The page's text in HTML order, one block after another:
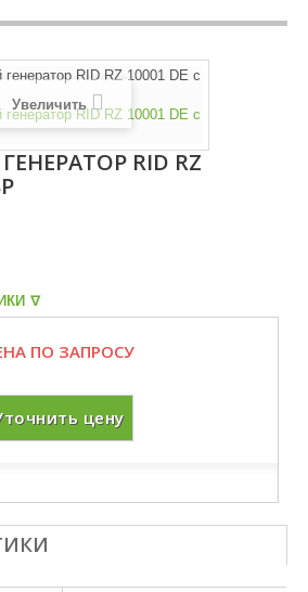
Увеличить
RID RZ
ᐁ
ПО ЗАПРОСУ
цену